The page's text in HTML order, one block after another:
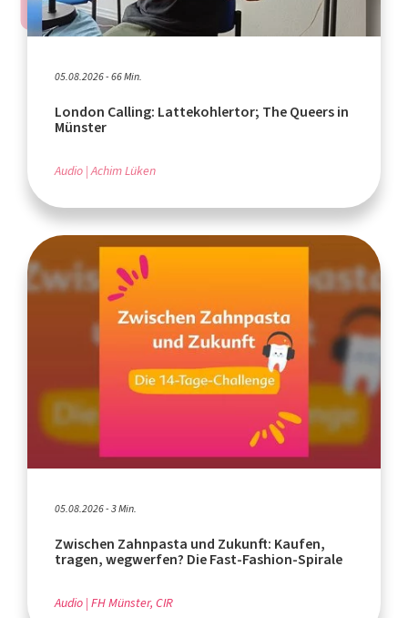
05.08.2026 - 66 Min.
London Calling: Lattekohlertor; The Queers in
Münster
Audio Achim Lüken
05.08.2026 - 3 Min.
Zwischen Zahnpasta und Zukunft: Kaufen,
tragen, wegwerfen? Die Fast-Fashion-Spirale
Audio FH Münster, CIR